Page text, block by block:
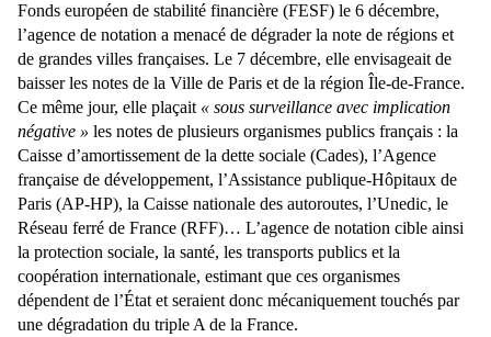
Fonds européen de stabilité financière (FESF) le 6 décembre,
l’agence de notation a menacé de dégrader la note de régions et
de grandes villes françaises. Le 7 décembre, elle envisageait de
baisser les notes de la Ville de Paris et de la région Île-de-France.
Ce même jour, elle plaçait « sous surveillance avec implication
négative » les notes de plusieurs organismes publics français : la
Caisse d’amortissement de la dette sociale (Cades), l’Agence
française de développement, l’Assistance publique-Hôpitaux de
Paris (AP-HP), la Caisse nationale des autoroutes, l’Unedic, le
Réseau ferré de France (RFF)… L’agence de notation cible ainsi
la protection sociale, la santé, les transports publics et la
coopération internationale, estimant que ces organismes
dépendent de l’État et seraient donc mécaniquement touchés par
une dégradation du triple A de la France.